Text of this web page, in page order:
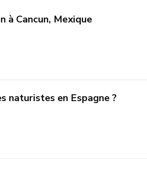
Cancun, Mexique
naturistes en Espagne ?